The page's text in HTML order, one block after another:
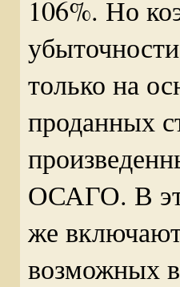
106%. Но
только на
проданных
ОСАГО. В
же
возможных